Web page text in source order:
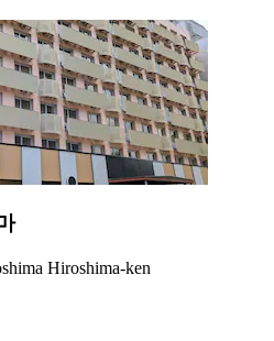
Hiroshima-ken